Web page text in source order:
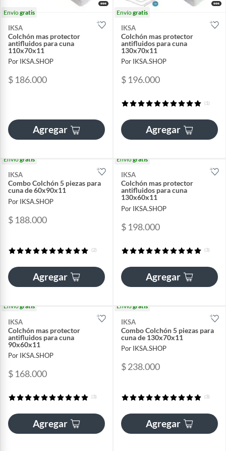
Envíogratis
IKSA
Colchón mas protector
antifluidos para cuna
110x70x11
Por IKSA.SHOP
$ 186.000
Agregar
Envíogratis
IKSA
Colchón mas protector
antifluidos para cuna
130x70x11
Por IKSA.SHOP
$ 196.000
(1)
Agregar
Envíogratis
IKSA
Combo Colchón 5 piezas para
cuna de 60x90x11
Por IKSA.SHOP
$ 188.000
(2)
Agregar
Envíogratis
IKSA
Colchón mas protector
antifluidos para cuna
130x60x11
Por IKSA.SHOP
$ 198.000
(3)
Agregar
Envíogratis
IKSA
Colchón mas protector
antifluidos para cuna
90x60x11
Por IKSA.SHOP
$ 168.000
(3)
Agregar
Envíogratis
IKSA
Combo Colchón 5 piezas para
cuna de 130x70x11
Por IKSA.SHOP
$ 238.000
(3)
Agregar